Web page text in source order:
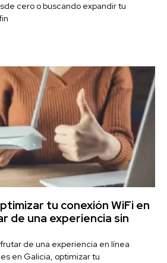
cero o buscando expandir tu
tu conexión WiFi en
de una experiencia sin
de una experiencia en línea
en Galicia, optimizar tu